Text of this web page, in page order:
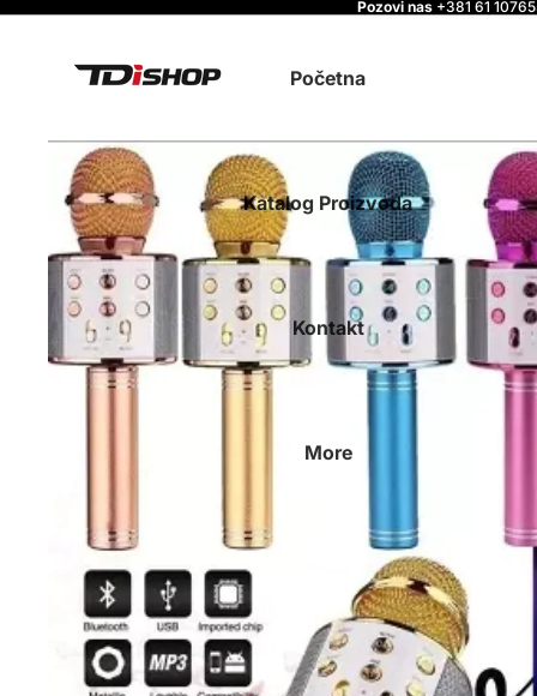
Pozovi nas +381 61
Početna
Katalog Proizvoda
Kontakt
More